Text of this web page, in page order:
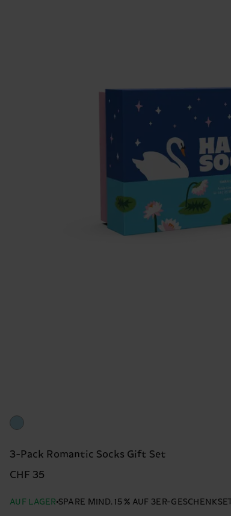
3-Pack Romantic Socks Gift Set
CHF 35
AUF LAGER SPARE MIND. 15 % AUF 3ER-